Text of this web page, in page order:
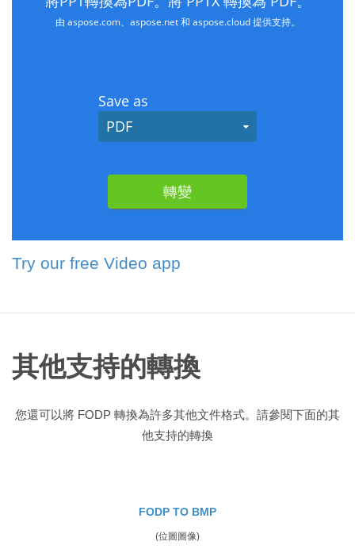
Try our free Video app
其他支持的轉換
您還可以將 FODP 轉換為許多其他文件格式。請參閱下面的其
他支持的轉換
FODP TO BMP
(位圖圖像)